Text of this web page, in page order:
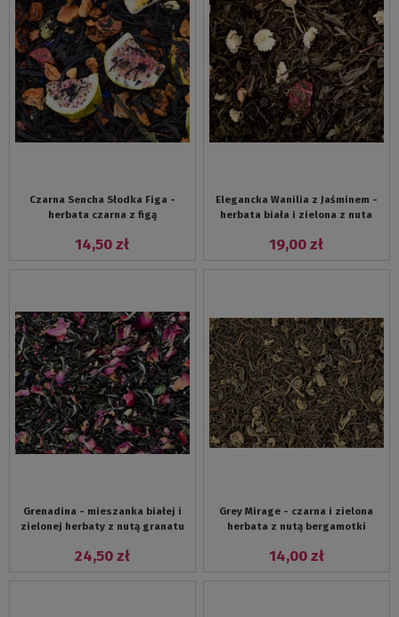
Czarna Sencha Słodka Figa -
herbata czarna z figą
14,50 zł
Elegancka Wanilia z Jaśminem -
herbata biała i zielona z nuta
19,00 zł
Grenadina - mieszanka białej i
zielonej herbaty z nutą granatu
24,50 zł
Grey Mirage - czarna i zielona
herbata z nutą bergamotki
14,00 zł